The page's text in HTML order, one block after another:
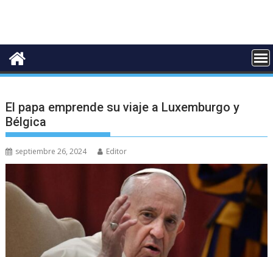
El papa emprende su viaje a Luxemburgo y
Bélgica
septiembre 26, 2024 Editor